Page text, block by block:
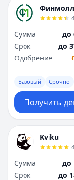
Финмолл
Сумма
до
Срок
до
Одобрение
Базовый Срочно
Получить
Kviku
Сумма
до
Срок
до